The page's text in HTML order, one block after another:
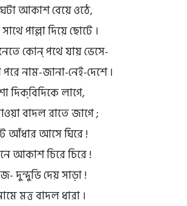
আকাশ বেয়ে ওঠে,
পাল্লা দিয়ে ছোটে ।
লাগে,
বাদল রাতে জাগে ;
আঁধার আসে ঘিরে !
আকাশ চিরে চিরে !
দুন্দুভি দেয় সাড়া !
মত্ত বাদল ধারা ।